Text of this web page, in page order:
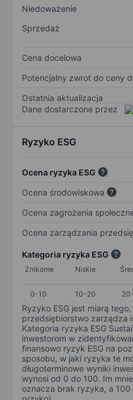
Niedoważenie
Sprzedaż
Cena docelowa
Potencjalny zwrot do ceny
Ostatnia aktualizacja
Dane dostarczone przez
Ryzyko ESG
Ocena ryzyka ESG
Ocena środowiskowa
Ocena zagrożenia
Ocena zarządzania
Kategoria ryzyka ESG
Znikome Niskie
0-10
10-20
Ryzyko ESG jest miarą
przedsiębiorstwo zarządza
Kategoria ryzyka ESG
inwestorom w
finansowo ryzyk ESG na
sposobu, w jaki ryzyka te
długoterminowe wyniki
wynosi od 0 do 100. Im
oznacza brak ryzyka, a